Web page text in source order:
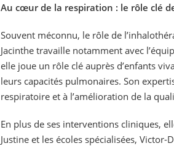
Au cœur de la respiration : le rôle clé
Souvent méconnu, le rôle de
Jacinthe travaille notamment avec
elle joue un rôle clé auprès d’enfants
leurs capacités pulmonaires. Son
respiratoire et à l’amélioration de la
En plus de ses interventions cliniques,
Justine et les écoles spécialisées,